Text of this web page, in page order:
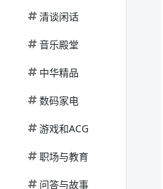
清谈闲话
音乐殿堂
中华精品
数码家电
游戏和ACG
职场与教育
问答与故事